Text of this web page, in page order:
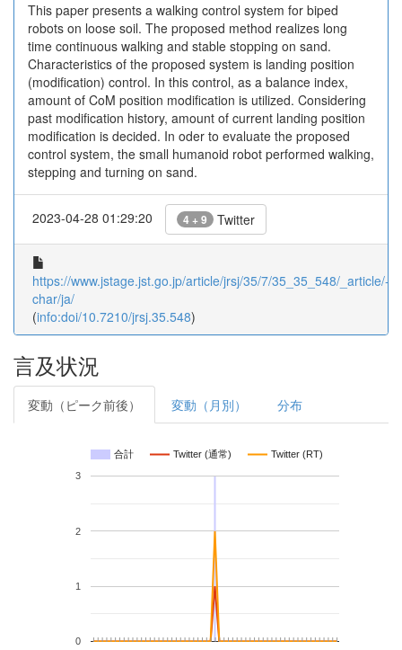
This paper presents a walking control system for biped
robots on loose soil. The proposed method realizes long
time continuous walking and stable stopping on sand.
Characteristics of the proposed system is landing position
(modification) control. In this control, as a balance index,
amount of CoM position modification is utilized. Considering
past modification history, amount of current landing position
modification is decided. In oder to evaluate the proposed
control system, the small humanoid robot performed walking,
stepping and turning on sand.
2023-04-28 01:29:20 4 + 9 Twitter
https://www.jstage.jst.go.jp/article/jrsj/35/7/35_35_548/_article/-
char/ja/
(info:doi/10.7210/jrsj.35.548)
言及状況
変動（ピーク前後） 変動（月別） 分布
合計 Twitter (通常) Twitter (RT)
0
1
2
3